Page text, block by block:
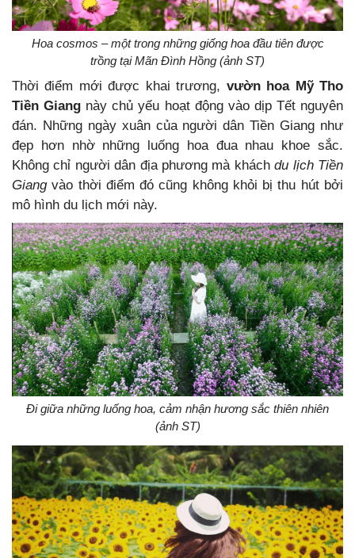
Hoa cosmos – một trong những giống hoa đầu tiên được
trồng tại Mãn Đình Hồng (ảnh ST)
Thời điểm mới được khai trương, vườn hoa Mỹ Tho
Tiền Giang này chủ yếu hoạt động vào dịp Tết nguyên
đán. Những ngày xuân của người dân Tiền Giang như
đẹp hơn nhờ những luống hoa đua nhau khoe sắc.
Không chỉ người dân địa phương mà kháchdu lịch Tiền
Giangvào thời điểm đó cũng không khỏi bị thu hút bởi
mô hình du lịch mới này.
Đi giữa những luống hoa, cảm nhận hương sắc thiên nhiên
(ảnh ST)